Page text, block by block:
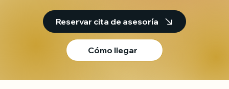
Reservar cita de asesoría
Cómo llegar